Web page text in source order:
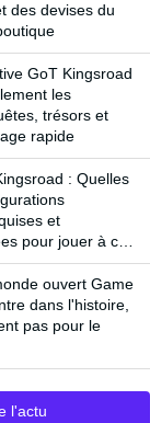
des devises du
GoT Kingsroad
les
trésors et
rapide
: Quelles
et
pour jouer à ce
ouvert Game
dans l'histoire,
pas pour le
l'actu